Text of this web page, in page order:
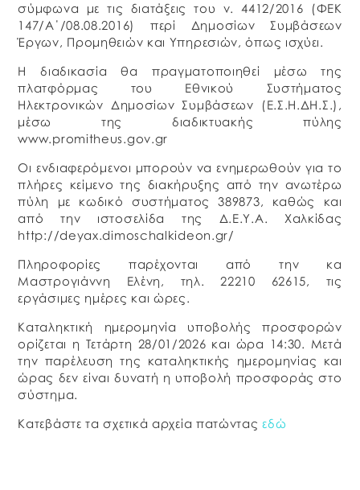
σύμφωνα με τις διατάξεις του ν. 4412/2016 (ΦΕΚ
147/Α΄/08.08.2016) περί Δημοσίων Συμβάσεων
Έργων, Προμηθειών και Υπηρεσιών, όπως ισχύει.
Η διαδικασία θα πραγματοποιηθεί μέσω της
πλατφόρμας του Εθνικού Συστήματος
Ηλεκτρονικών Δημοσίων Συμβάσεων (Ε.Σ.Η.ΔΗ.Σ.),
μέσω της διαδικτυακής πύλης
www.promitheus.gov.gr
Οι ενδιαφερόμενοι μπορούν να ενημερωθούν για το
πλήρες κείμενο της διακήρυξης από την ανωτέρω
πύλη με κωδικό συστήματος 389873, καθώς και
από την ιστοσελίδα της Δ.Ε.Υ.Α. Χαλκίδας
http://deyax.dimoschalkideon.gr/
Πληροφορίες παρέχονται από την κα
Μαστρογιάννη Ελένη, τηλ. 22210 62615, τις
εργάσιμες ημέρες και ώρες.
Καταληκτική ημερομηνία υποβολής προσφορών
ορίζεται η Τετάρτη 28/01/2026 και ώρα 14:30. Μετά
την παρέλευση της καταληκτικής ημερομηνίας και
ώρας δεν είναι δυνατή η υποβολή προσφοράς στο
σύστημα.
Κατεβάστε τα σχετικά αρχεία πατώνταςεδώ